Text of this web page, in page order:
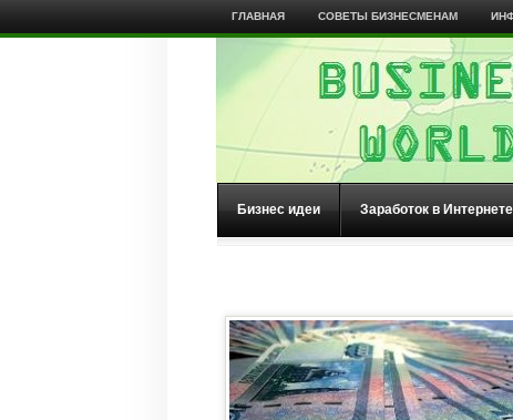
ГЛАВНАЯ СОВЕТЫ БИЗНЕСМЕНАМ
Бизнес идеи Заработок в Интернете